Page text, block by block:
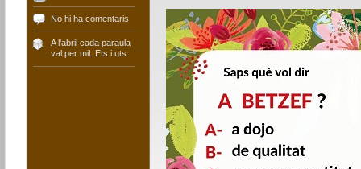
No hi ha comentaris
A l'abril cada paraula
val per mil
Ets i uts